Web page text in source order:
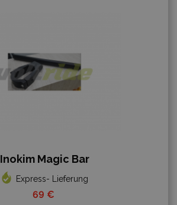
Inokim Magic Bar
Express- Lieferung
69 €